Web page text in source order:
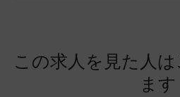
この求人を見た人
ます